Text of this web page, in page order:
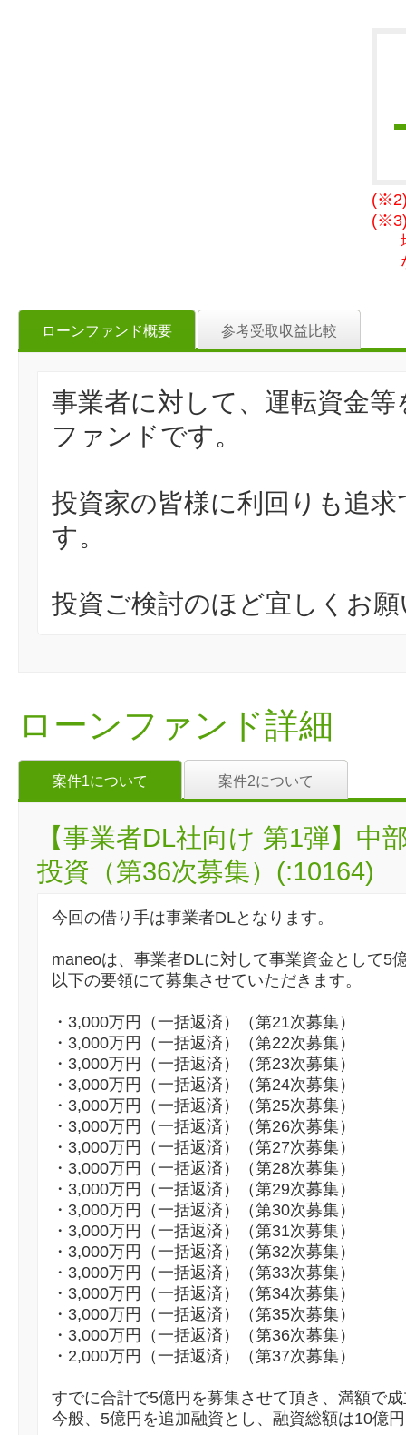
(※2)
(※3)
ローンファンド概要 参考受取収益比較
事業者に対して、運転資金
ファンドです。
投資家の皆様に利回りも追
す。
投資ご検討のほど宜しくお
ローンファンド詳細
案件1について 案件2について
【事業者DL社向け 第1弾】
投資（第36次募集）(:10164)
今回の借り手は事業者DLとなります。
maneoは、事業者DLに対して事業資金として5
以下の要領にて募集させていただきます。
・3,000万円（一括返済）（第21次募集）
・3,000万円（一括返済）（第22次募集）
・3,000万円（一括返済）（第23次募集）
・3,000万円（一括返済）（第24次募集）
・3,000万円（一括返済）（第25次募集）
・3,000万円（一括返済）（第26次募集）
・3,000万円（一括返済）（第27次募集）
・3,000万円（一括返済）（第28次募集）
・3,000万円（一括返済）（第29次募集）
・3,000万円（一括返済）（第30次募集）
・3,000万円（一括返済）（第31次募集）
・3,000万円（一括返済）（第32次募集）
・3,000万円（一括返済）（第33次募集）
・3,000万円（一括返済）（第34次募集）
・3,000万円（一括返済）（第35次募集）
・3,000万円（一括返済）（第36次募集）
・2,000万円（一括返済）（第37次募集）
すでに合計で5億円を募集させて頂き、満額で
今般、5億円を追加融資とし、融資総額は10億